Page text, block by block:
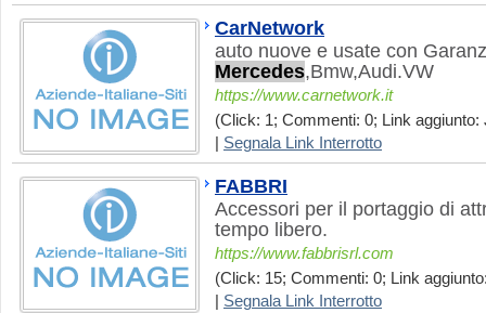
CarNetwork
auto nuove e usate con
Mercedes,Bmw,Audi.VW
https://www.carnetwork.it
(Click: 1; Commenti: 0; Link aggiunto:
Segnala Link Interrotto
FABBRI
Accessori per il portaggio di
tempo libero.
https://www.fabbrisrl.com
(Click: 15; Commenti: 0; Link
Segnala Link Interrotto